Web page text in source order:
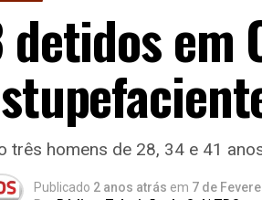
detidos em
três homens de 28, 34 e 41
Publicado 2 anos atrás em 7 de